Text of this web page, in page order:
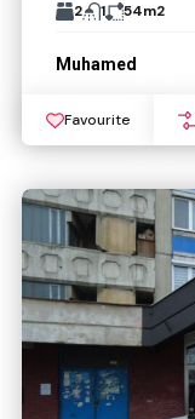
2
1 54m2
Muhamed
Favourite